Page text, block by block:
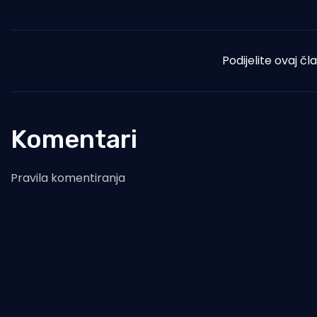
Podijelite ovaj
Komentari
Pravila komentiranja